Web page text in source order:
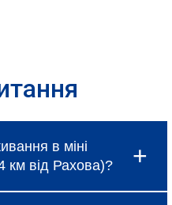
в міні
км від Рахова)?